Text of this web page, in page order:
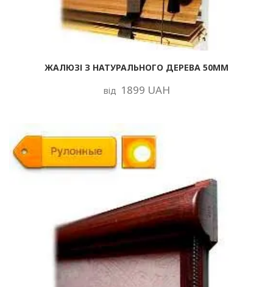
ЖАЛЮЗІ З НАТУРАЛЬНОГО ДЕРЕВА 50ММ
від 1899 UAH